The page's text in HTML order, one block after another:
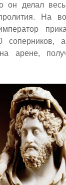
он делал
На
соперников,
арене,